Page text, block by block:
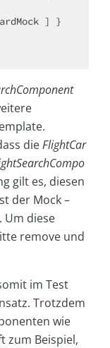
dieFlightCar
gilt es, diesen
der Mock –
Um diese
remove und
im Test
Trotzdem
wie
zum Beispiel,